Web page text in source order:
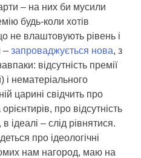
– на них би мусили
будь-коли хотів
не влаштовують рівень і
– запроваджується нова, з
відсутність премії
і нематеріального
царині свідчить про
орієнтирів, про відсутність
ідеалі – слід рівнятися.
про ідеологічні
нам нагород, маю на